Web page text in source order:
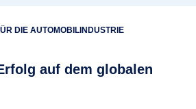
DIE AUTOMOBILINDUSTRIE
auf dem globalen